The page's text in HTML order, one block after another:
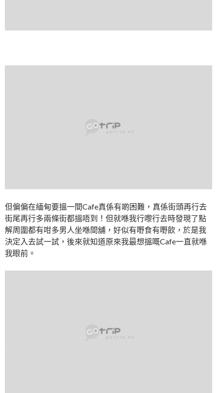
但偏偏在緬甸要搵一間Cafe真係有啲困難，真係街頭再行去
街尾再行多兩條街都搵唔到！但就喺我行嚟行去時發現了點
解周圍都有咁多男人坐喺間舖，好似有嘢食有嘢飲，於是我
決定入去試一試，後來就知道原來我最想搵嘅Cafe一直就喺
我眼前。